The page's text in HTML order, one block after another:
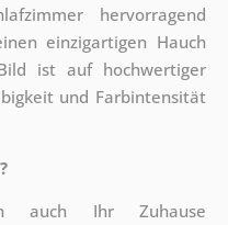
hervorragend
einzigartigen Hauch
ist auf hochwertiger
und Farbintensität
auch Ihr Zuhause